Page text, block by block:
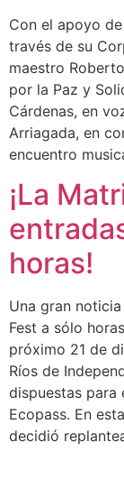
Con el apoyo
través de su
maestro
por la Paz y
Cárdenas, en
Arriagada, en
encuentro
¡La
horas!
Una gran
Fest a sólo
próximo 21 de
Ríos de
dispuestas para
Ecopass. En
decidió